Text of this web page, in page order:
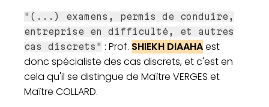
"(...) examens, permis de conduire,
entreprise en difficulté, et autres
cas discrets" : Prof. SHIEKH DIAAHAest
donc spécialiste des cas discrets, et c'est en
cela qu'il se distingue de Maître VERGES et
Maître COLLARD.